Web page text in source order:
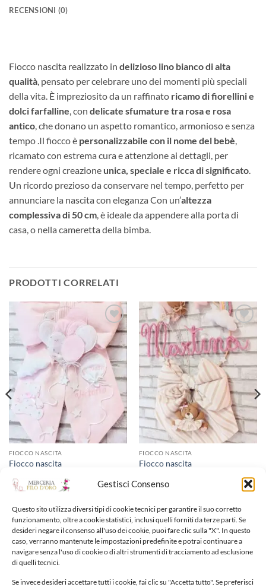
Gestisci Consenso
Questo sito utilizza diversi tipi di cookie tecnici per garantire il suo corretto
funzionamento, oltre a cookie statistici, inclusi quelli forniti da terze parti. Se
desideri negare il consenso all'uso dei cookie, puoi fare clic sulla "X". In questo
caso, verranno mantenute le impostazioni predefinite e potrai continuare a
navigare senza l'uso di cookie o di altri strumenti di tracciamento ad esclusione
di quelli tecnici.
Se invece desideri accettare tutti i cookie, fai clic su "Accetta tutto". Se preferisci
RECENSIONI (0)
Fiocco nascita realizzato in delizioso lino bianco di alta
qualità, pensato per celebrare uno dei momenti più speciali
della vita. È impreziosito da un raffinato ricamo di fiorellini e
dolci farfalline, con delicate sfumature tra rosa e rosa
antico, che donano un aspetto romantico, armonioso e senza
tempo .Il fiocco è personalizzabile con il nome del bebè,
ricamato con estrema cura e attenzione ai dettagli, per
rendere ogni creazione unica, speciale e ricca di significato.
Un ricordo prezioso da conservare nel tempo, perfetto per
annunciare la nascita con eleganza Con un’altezza
complessiva di 50 cm, è ideale da appendere alla porta di
casa, o nella cameretta della bimba.
PRODOTTI CORRELATI
Aggiungi
alla lista
dei
desideri
FIOCCO NASCITA
Fiocco nascita
desideri
Aggiungi
alla lista
dei
desideri
FIOCCO NASCITA
Fiocco nascita
desideri